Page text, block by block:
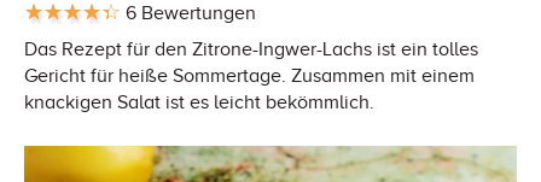
6 Bewertungen
Das Rezept für den Zitrone-Ingwer-Lachs ist ein tolles
Gericht für heiße Sommertage. Zusammen mit einem
knackigen Salat ist es leicht bekömmlich.